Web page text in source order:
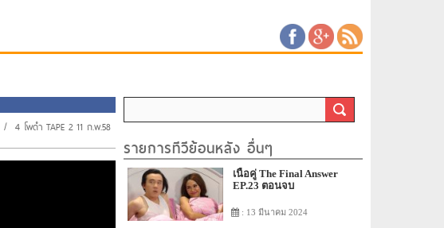
/ 4 โพดำ TAPE 2 11 ก.พ.58
รายการทีวีย้อนหลัง อื่นๆ
เนื้อคู่ The Final Answer
EP.23 ตอนจบ
: 13 มีนาคม 2024